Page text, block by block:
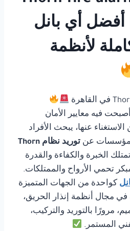
أفضل أي بانل
لأنظمة
عالم أصبحت فيه معايير الأمان
عنها، يبحث الأفراد
عن
توريد نظام Thorn
الخبرة والكفاءة والقدرة
تحمي الأرواح والممتلكات.
كواحدة من الجهات المتميزة
مجال أنظمة إنذار الحريق،
مرورًا بالتوريد والتركيب،
المستمر.